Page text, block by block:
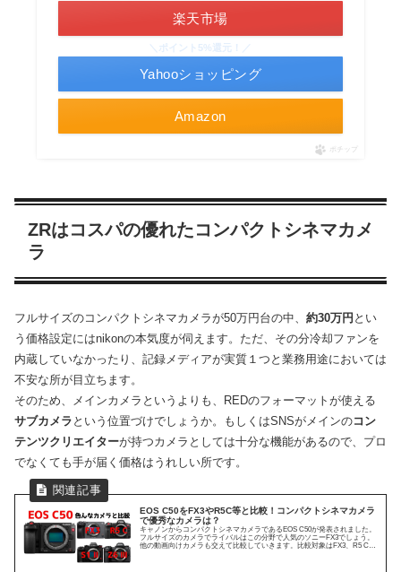
Amazon
楽天市場
＼ポイント5%還元！／
Yahooショッピング
ポチップ
ZRはコスパの優れたコンパクトシネマカメ
ラ
フルサイズのコンパクトシネマカメラが50万円台の中、 約30万円 とい
う価格設定にはnikonの本気度が伺えます。ただ、その分冷却ファンを
内蔵していなかったり、記録メディアが実質１つと業務用途においては
不安な所が目立ちます。
そのため、メインカメラというよりも、REDのフォーマットが使える
サブカメラ という位置づけでしょうか。もしくはSNSがメインのコン
テンツクリエイターが持つカメラとしては十分な機能があるので、プロ
でなくても手が届く価格はうれしい所です。
EOS C50をFX3やR5C等と比較！コンパクトシネマカメラ
で優秀なカメラは？
キャノンからコンパクトシネマカメラであるEOS C50が発表されました。
フルサイズのカメラでライバルはこの分野で人気のソニーFX3でしょう。
他の動画向けカメラも交えて比較していきます。比較対象はFX3、R5 C、